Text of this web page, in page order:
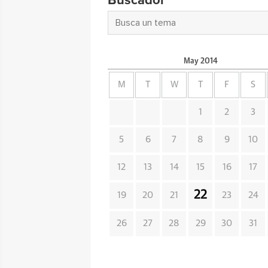
May 2014
M W F S
1 2 3
5 6 7 8 9 10
12 13 14 15 16 17
19 20 21 22 23 24
26 27 28 29 30 31